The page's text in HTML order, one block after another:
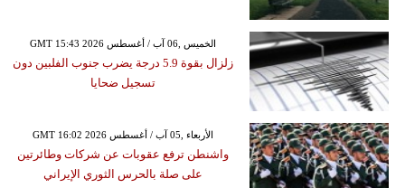
GMT 15:43 2026 الخميس ,06 آب / أغسطس
زلزال بقوة 5.9 درجة يضرب جنوب الفلبين دون
تسجيل ضحايا
GMT 16:02 2026 الأربعاء ,05 آب / أغسطس
واشنطن ترفع عقوبات عن شركات وطائرتين
على صلة بالحرس الثوري الإيراني